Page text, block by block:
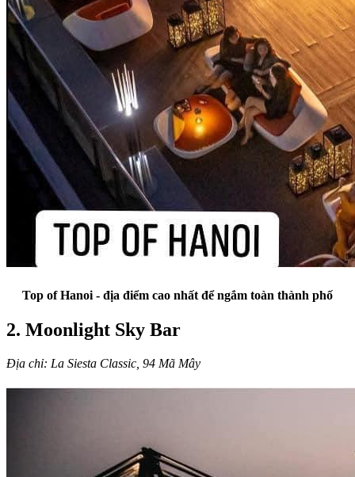
Top of Hanoi - địa điểm cao nhất để ngắm toàn thành phố
2. Moonlight Sky Bar
Địa chỉ: La Siesta Classic, 94 Mã Mây